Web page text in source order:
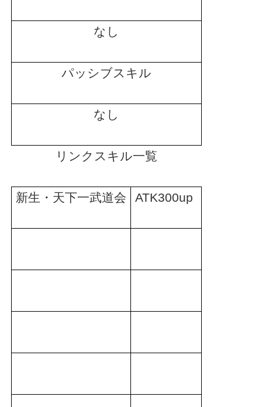
なし
パッシブスキル
なし
リンクスキル一覧
新生・天下一武道会 ATK300up